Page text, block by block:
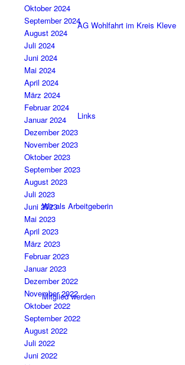
AG Wohlfahrt im Kreis Kleve
Links
Wir als Arbeitgeberin
Mitglied werden
Oktober 2024
September 2024
August 2024
Juli 2024
Juni 2024
Mai 2024
April 2024
März 2024
Februar 2024
Januar 2024
Dezember 2023
November 2023
Oktober 2023
September 2023
August 2023
Juli 2023
Juni 2023
Mai 2023
April 2023
März 2023
Februar 2023
Januar 2023
Dezember 2022
November 2022
Oktober 2022
September 2022
August 2022
Juli 2022
Juni 2022